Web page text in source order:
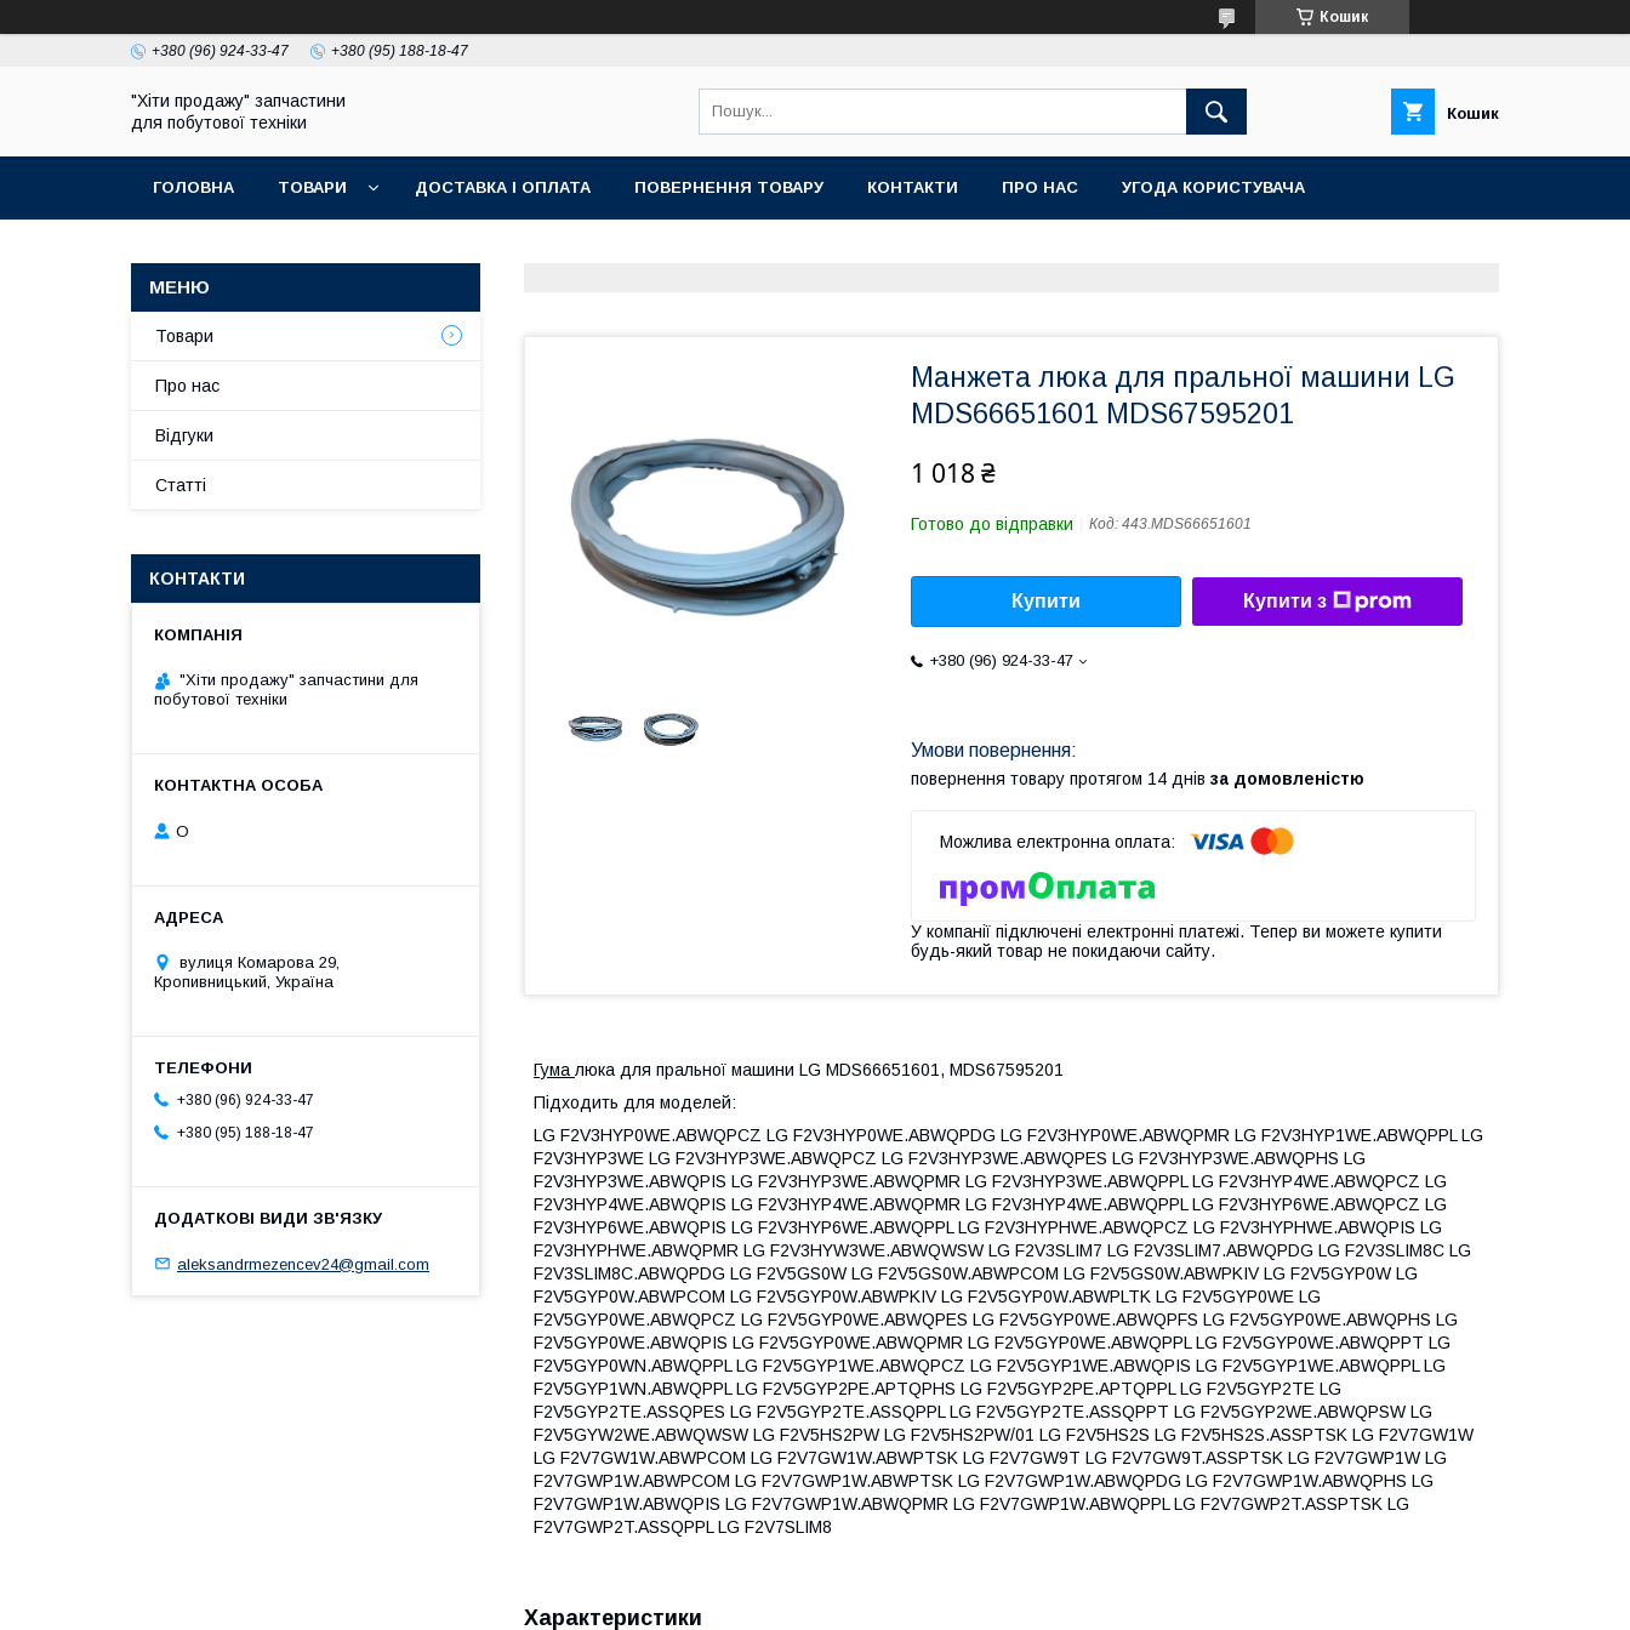
Кошик
+380 (96) 924-33-47 +380 (95) 188-18-47
"Хіти продажу" запчастини
для побутової техніки
Кошик
ГОЛОВНА ТОВАРИ ДОСТАВКА І ОПЛАТА ПОВЕРНЕННЯ ТОВАРУ КОНТАКТИ ПРО НАС УГОДА КОРИСТУВАЧА
Манжета люка для пральної машини LG
MDS66651601 MDS67595201
1 018 ₴
Готово до відправки Код: 443.MDS66651601
Купити Купити з
+380 (96) 924-33-47
повернення товару протягом 14 днів за домовленістю
У компанії підключені електронні платежі. Тепер ви можете купити
будь-який товар не покидаючи сайту.
Гума люка для пральної машини LG MDS66651601, MDS67595201
Підходить для моделей:
LG F2V3HYP0WE.ABWQPCZ LG F2V3HYP0WE.ABWQPDG LG F2V3HYP0WE.ABWQPMR LG F2V3HYP1WE.ABWQPPL LG
F2V3HYP3WE LG F2V3HYP3WE.ABWQPCZ LG F2V3HYP3WE.ABWQPES LG F2V3HYP3WE.ABWQPHS LG
F2V3HYP3WE.ABWQPIS LG F2V3HYP3WE.ABWQPMR LG F2V3HYP3WE.ABWQPPL LG F2V3HYP4WE.ABWQPCZ LG
F2V3HYP4WE.ABWQPIS LG F2V3HYP4WE.ABWQPMR LG F2V3HYP4WE.ABWQPPL LG F2V3HYP6WE.ABWQPCZ LG
F2V3HYP6WE.ABWQPIS LG F2V3HYP6WE.ABWQPPL LG F2V3HYPHWE.ABWQPCZ LG F2V3HYPHWE.ABWQPIS LG
F2V3HYPHWE.ABWQPMR LG F2V3HYW3WE.ABWQWSW LG F2V3SLIM7 LG F2V3SLIM7.ABWQPDG LG F2V3SLIM8C LG
F2V3SLIM8C.ABWQPDG LG F2V5GS0W LG F2V5GS0W.ABWPCOM LG F2V5GS0W.ABWPKIV LG F2V5GYP0W LG
F2V5GYP0W.ABWPCOM LG F2V5GYP0W.ABWPKIV LG F2V5GYP0W.ABWPLTK LG F2V5GYP0WE LG
F2V5GYP0WE.ABWQPCZ LG F2V5GYP0WE.ABWQPES LG F2V5GYP0WE.ABWQPFS LG F2V5GYP0WE.ABWQPHS LG
F2V5GYP0WE.ABWQPIS LG F2V5GYP0WE.ABWQPMR LG F2V5GYP0WE.ABWQPPL LG F2V5GYP0WE.ABWQPPT LG
F2V5GYP0WN.ABWQPPL LG F2V5GYP1WE.ABWQPCZ LG F2V5GYP1WE.ABWQPIS LG F2V5GYP1WE.ABWQPPL LG
F2V5GYP1WN.ABWQPPL LG F2V5GYP2PE.APTQPHS LG F2V5GYP2PE.APTQPPL LG F2V5GYP2TE LG
F2V5GYP2TE.ASSQPES LG F2V5GYP2TE.ASSQPPL LG F2V5GYP2TE.ASSQPPT LG F2V5GYP2WE.ABWQPSW LG
F2V5GYW2WE.ABWQWSW LG F2V5HS2PW LG F2V5HS2PW/01 LG F2V5HS2S LG F2V5HS2S.ASSPTSK LG F2V7GW1W
LG F2V7GW1W.ABWPCOM LG F2V7GW1W.ABWPTSK LG F2V7GW9T LG F2V7GW9T.ASSPTSK LG F2V7GWP1W LG
F2V7GWP1W.ABWPCOM LG F2V7GWP1W.ABWPTSK LG F2V7GWP1W.ABWQPDG LG F2V7GWP1W.ABWQPHS LG
F2V7GWP1W.ABWQPIS LG F2V7GWP1W.ABWQPMR LG F2V7GWP1W.ABWQPPL LG F2V7GWP2T.ASSPTSK LG
F2V7GWP2T.ASSQPPL LG F2V7SLIM8
Характеристики
Товари
Про нас
Відгуки
Статті
КОНТАКТИ
"Хіти продажу" запчастини для
побутової техніки
О
вулиця Комарова 29,
Кропивницький, Україна
+380 (96) 924-33-47
+380 (95) 188-18-47
aleksandrmezencev24@gmail.com